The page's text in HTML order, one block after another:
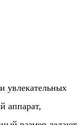
увлекательных
аппарат,